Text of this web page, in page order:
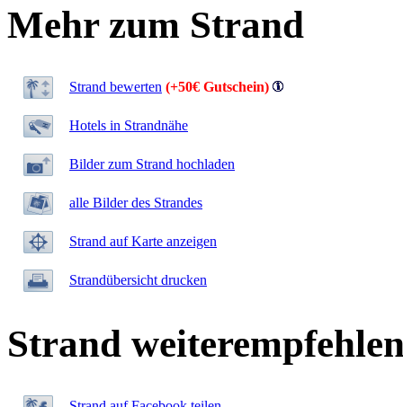
Mehr zum Strand
Strand bewerten (+50€ Gutschein)
Hotels in Strandnähe
Bilder zum Strand hochladen
alle Bilder des Strandes
Strand auf Karte anzeigen
Strandübersicht drucken
Strand